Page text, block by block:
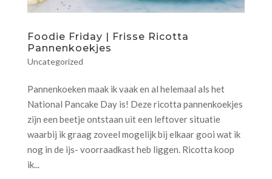
Foodie Friday | Frisse Ricotta
Pannenkoekjes
Uncategorized
Pannenkoeken maak ik vaak en al helemaal als het
National Pancake Day is! Deze ricotta pannenkoekjes
zijn een beetje ontstaan uit een leftover situatie
waarbij ik graag zoveel mogelijk bij elkaar gooi wat ik
nog in de ijs- voorraadkast heb liggen. Ricotta koop
ik...